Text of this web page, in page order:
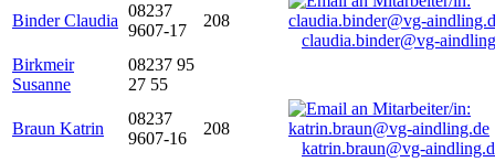
Binder Claudia
08237
9607-17
208
claudia.binder@vg-
Birkmeir
Susanne
08237 95
27 55
Braun Katrin
08237
9607-16
208
katrin.braun@vg-